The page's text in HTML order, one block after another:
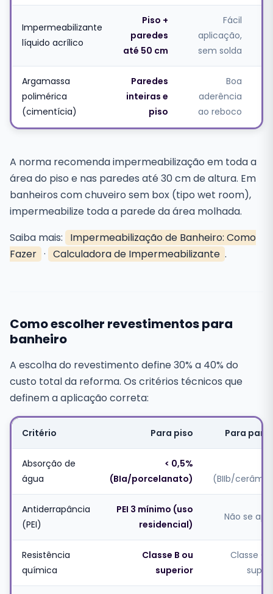
Impermeabilizante
líquido acrílico
Piso +
paredes
até 50 cm
Fácil
aplicação,
sem solda
Argamassa
polimérica
(cimentícia)
Paredes
inteiras e
piso
Boa
aderência
ao reboco
A norma recomenda impermeabilização em toda a
área do piso e nas paredes até 30 cm de altura. Em
banheiros com chuveiro sem box (tipo wet room),
impermeabilize toda a parede da área molhada.
Saiba mais:
Impermeabilização de Banheiro: Como
Fazer · Calculadora de Impermeabilizante .
Como escolher revestimentos para
banheiro
A escolha do revestimento define 30% a 40% do
custo total da reforma. Os critérios técnicos que
definem a aplicação correta:
Critério Para piso Para
Absorção de
água
< 0,5%
(BIa/porcelanato)
(BIIb/
Antiderrapância
(PEI)
PEI 3 mínimo (uso
residencial)
Não se
Resistência
química
Classe B ou
superior
Classe C